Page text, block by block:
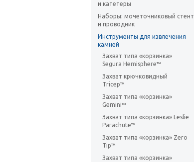
и катетеры
Наборы: мочеточниковый стент
и проводник
Инструменты для извлечения
камней
Захват типа «корзинка»
Segura Hemisphere™
Захват крючковидный
Tricep™
Захват типа «корзинка»
Gemini™
Захват типа «корзинка» Leslie
Parachute™
Захват типа «корзинка» Zero
Tip™
Захват типа «корзинка»